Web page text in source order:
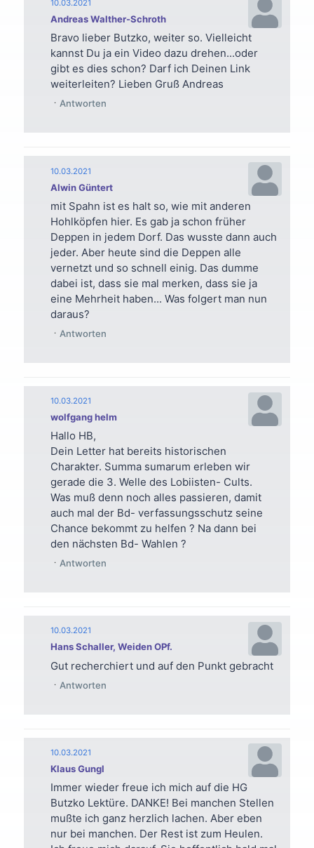
Andreas Walther-Schroth
10.03.2021
Bravo lieber Butzko, weiter so. Vielleicht
kannst Du ja ein Video dazu drehen...oder
gibt es dies schon? Darf ich Deinen Link
weiterleiten? Lieben Gruß Andreas
Antworten
Alwin Güntert
10.03.2021
mit Spahn ist es halt so, wie mit anderen
Hohlköpfen hier. Es gab ja schon früher
Deppen in jedem Dorf. Das wusste dann auch
jeder. Aber heute sind die Deppen alle
vernetzt und so schnell einig. Das dumme
dabei ist, dass sie mal merken, dass sie ja
eine Mehrheit haben... Was folgert man nun
daraus?
Antworten
wolfgang helm
10.03.2021
Hallo HB,
Dein Letter hat bereits historischen
Charakter. Summa sumarum erleben wir
gerade die 3. Welle des Lobiisten- Cults.
Was muß denn noch alles passieren, damit
auch mal der Bd- verfassungsschutz seine
Chance bekommt zu helfen ? Na dann bei
den nächsten Bd- Wahlen ?
Antworten
Hans Schaller, Weiden OPf.
10.03.2021
Gut recherchiert und auf den Punkt gebracht
Antworten
Klaus Gungl
10.03.2021
Immer wieder freue ich mich auf die HG
Butzko Lektüre. DANKE! Bei manchen Stellen
mußte ich ganz herzlich lachen. Aber eben
nur bei manchen. Der Rest ist zum Heulen.